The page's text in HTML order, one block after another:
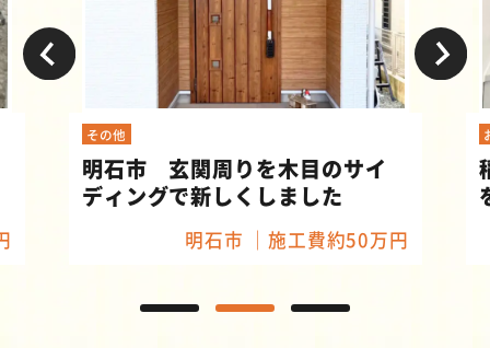
その他
明石市 玄関周りを木目のサイ
ディングで新しくしました
明石市 施工費約50万円